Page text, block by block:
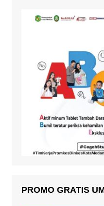
PROMO GRATIS